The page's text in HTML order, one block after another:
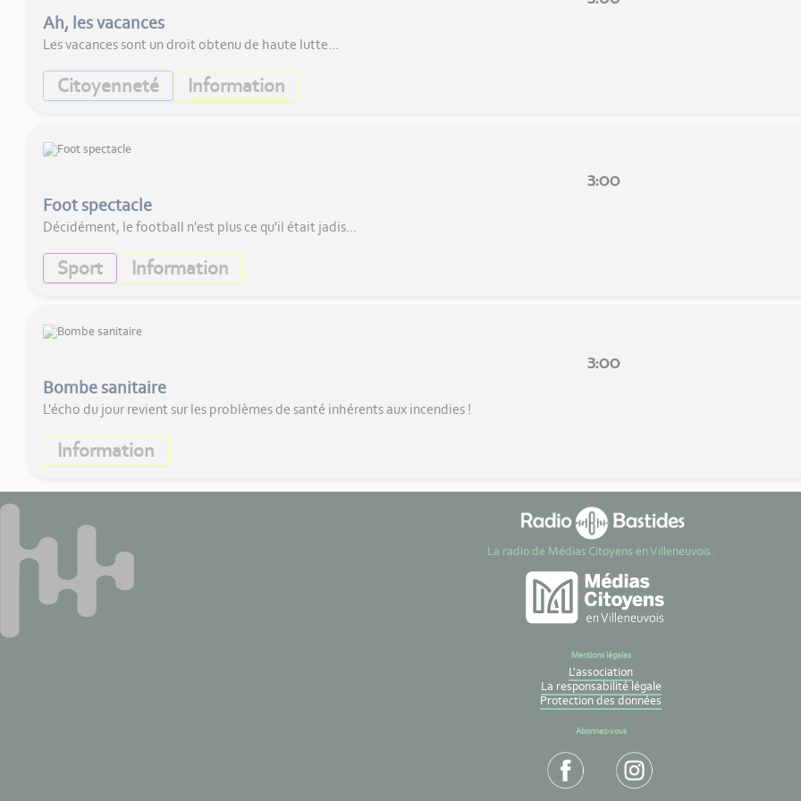
Ah, les vacances
Les vacances sont un droit obtenu de haute lutte...
Citoyenneté Information
3:00
Foot spectacle
Décidément, le football n'est plus ce qu'il était jadis...
Sport Information
3:00
Bombe sanitaire
L'écho du jour revient sur les problèmes de santé inhérents aux incendies !
Information
La radio de Médias Citoyens en Villeneuvois.
Mentions légales
L'association
La responsabilité légale
Protection des données
Abonnez-vous